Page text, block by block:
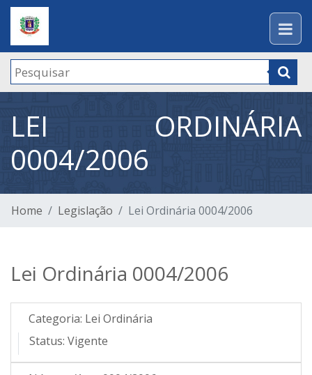
LEI ORDINÁRIA
0004/2006
Home Legislação Lei Ordinária 0004/2006
Lei Ordinária 0004/2006
Categoria: Lei Ordinária
Status: Vigente